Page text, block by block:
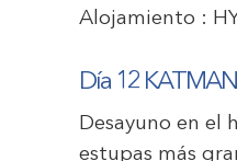
Alojamiento :
Día 12
Desayuno en el
estupas más